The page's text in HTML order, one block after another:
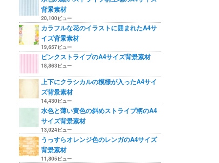
背景素材
20,100ビュー
カラフルな花のイラストに囲まれたA4サ
イズ背景素材
19,657ビュー
ピンクストライプのA4サイズ背景素材
18,863ビュー
上下にクラシカルの模様が入ったA4サイ
ズ背景素材
14,430ビュー
水色と薄い黄色の斜めストライプ柄のA4
サイズ背景素材
13,024ビュー
うっすらオレンジ色のレンガのA4サイズ
背景素材
11,805ビュー